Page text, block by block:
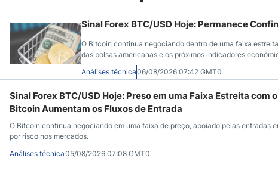
Sinal Forex BTC/USD Hoje: Permanece
O Bitcoin continua negociando dentro de uma faixa
das bolsas americanas e os próximos indicadores
Análises técnica06/08/2026 07:42 GMT0
Sinal Forex BTC/USD Hoje: Preso em uma Faixa Estreita com
Bitcoin Aumentam os Fluxos de Entrada
O Bitcoin continua negociando em uma faixa de preço, apoiado pelas entradas
por risco nos mercados.
Análises técnica05/08/2026 07:08 GMT0